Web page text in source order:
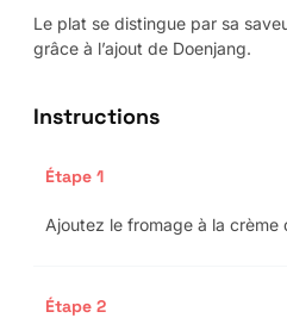
Le plat se distingue par sa
grâce à l’ajout de Doenjang.
Instructions
Étape 1
Ajoutez le fromage à la crème
Étape 2